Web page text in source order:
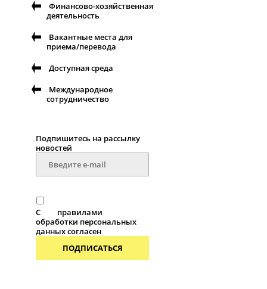
Финансово-хозяйственная
деятельность
Вакантные места для
приема/перевода
Доступная среда
Международное
сотрудничество
Подпишитесь на рассылку
новостей
С
правилами
обработки персональных
данных согласен
ПОДПИСАТЬСЯ